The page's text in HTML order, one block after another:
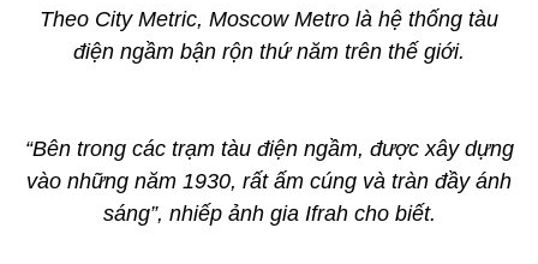
Theo City Metric, Moscow Metro là hệ thống tàu
điện ngầm bận rộn thứ năm trên thế giới.
“Bên trong các trạm tàu điện ngầm, được xây dựng
vào những năm 1930, rất ấm cúng và tràn đầy ánh
sáng”, nhiếp ảnh gia Ifrah cho biết.